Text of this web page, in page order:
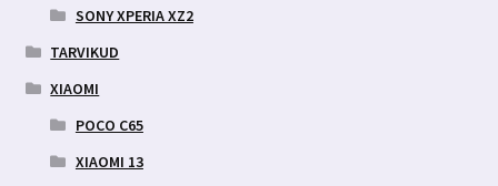
SONY XPERIA XZ2
TARVIKUD
XIAOMI
POCO C65
XIAOMI 13